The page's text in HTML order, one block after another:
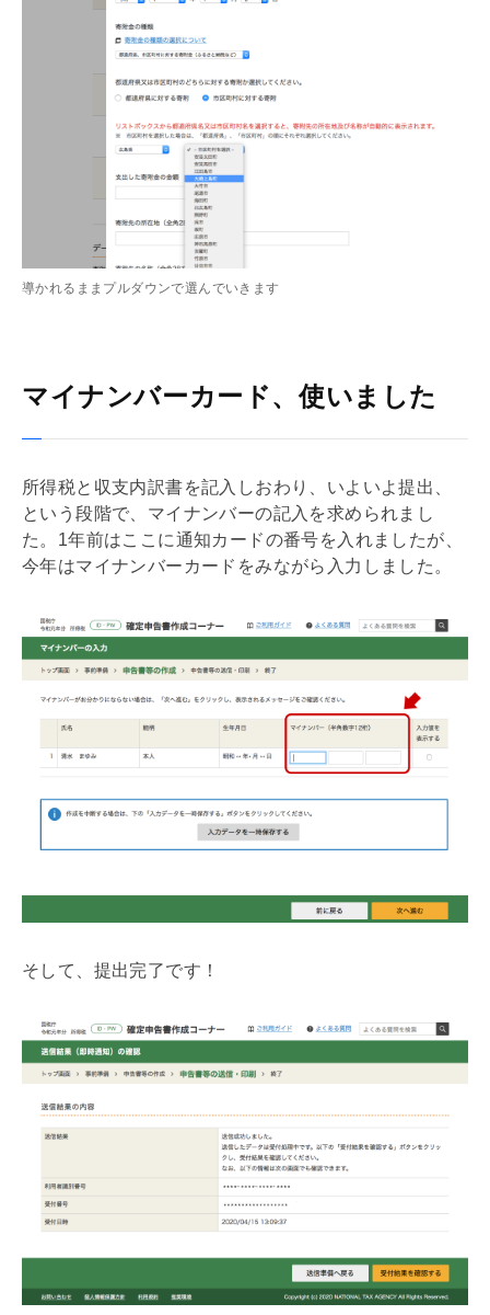
導かれるままプルダウンで選んでいきます
マイナンバーカード、使いました
所得税と収支内訳書を記入しおわり、いよいよ提出、
という段階で、マイナンバーの記入を求められまし
た。1年前はここに通知カードの番号を入れましたが、
今年はマイナンバーカードをみながら入力しました。
そして、提出完了です！